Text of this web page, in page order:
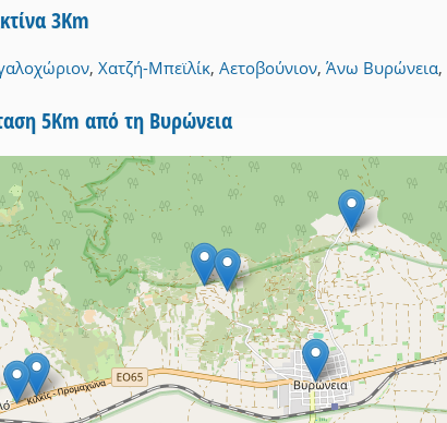
3Km
, Χατζή-Μπεϊλίκ, Αετοβούνιον, Άνω Βυρώνεια,
5Km από τη Βυρώνεια